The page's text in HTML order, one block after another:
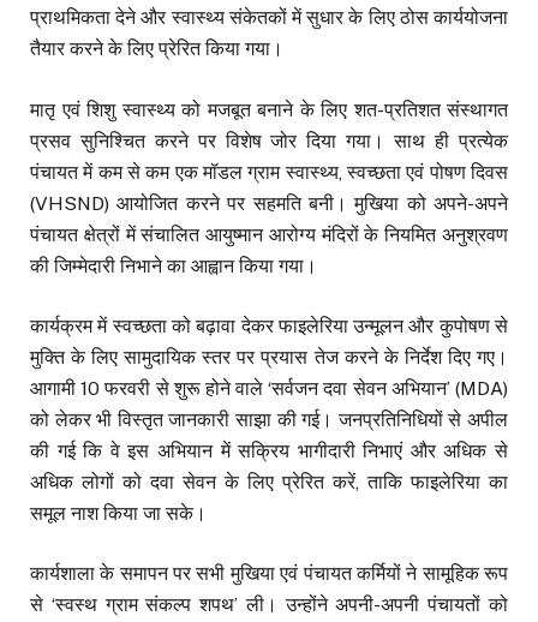
प्राथमिकता देने और स्वास्थ्य संकेतकों में सुधार के लिए ठोस कार्ययोजना
तैयार करने के लिए प्रेरित किया गया।
मातृ एवं शिशु स्वास्थ्य को मजबूत बनाने के लिए शत-प्रतिशत संस्थागत
प्रसव सुनिश्चित करने पर विशेष जोर दिया गया। साथ ही प्रत्येक
पंचायत में कम से कम एक मॉडल ग्राम स्वास्थ्य, स्वच्छता एवं पोषण दिवस
(VHSND) आयोजित करने पर सहमति बनी। मुखिया को अपने-अपने
पंचायत क्षेत्रों में संचालित आयुष्मान आरोग्य मंदिरों के नियमित अनुश्रवण
की जिम्मेदारी निभाने का आह्वान किया गया।
कार्यक्रम में स्वच्छता को बढ़ावा देकर फाइलेरिया उन्मूलन और कुपोषण से
मुक्ति के लिए सामुदायिक स्तर पर प्रयास तेज करने के निर्देश दिए गए।
आगामी 10 फरवरी से शुरू होने वाले ‘सर्वजन दवा सेवन अभियान’ (MDA)
को लेकर भी विस्तृत जानकारी साझा की गई। जनप्रतिनिधियों से अपील
की गई कि वे इस अभियान में सक्रिय भागीदारी निभाएं और अधिक से
अधिक लोगों को दवा सेवन के लिए प्रेरित करें, ताकि फाइलेरिया का
समूल नाश किया जा सके।
कार्यशाला के समापन पर सभी मुखिया एवं पंचायत कर्मियों ने सामूहिक रूप
से ‘स्वस्थ ग्राम संकल्प शपथ’ ली। उन्होंने अपनी-अपनी पंचायतों को